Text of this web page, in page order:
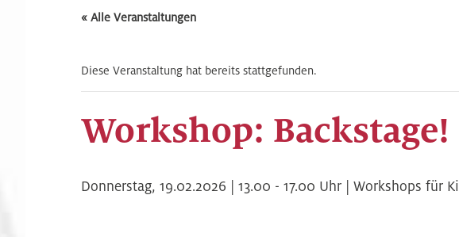
« Alle Veranstaltungen
Diese Veranstaltung hat bereits stattgefunden.
Workshop: Backstage!
Donnerstag, 19.02.2026 | 13.00 - 17.00 Uhr | Workshops für